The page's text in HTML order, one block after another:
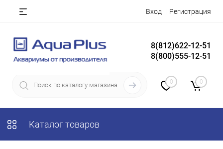
Вход Регистрация
8(812)622-12-51
8(800)555-12-51
0 0
Каталог товаров